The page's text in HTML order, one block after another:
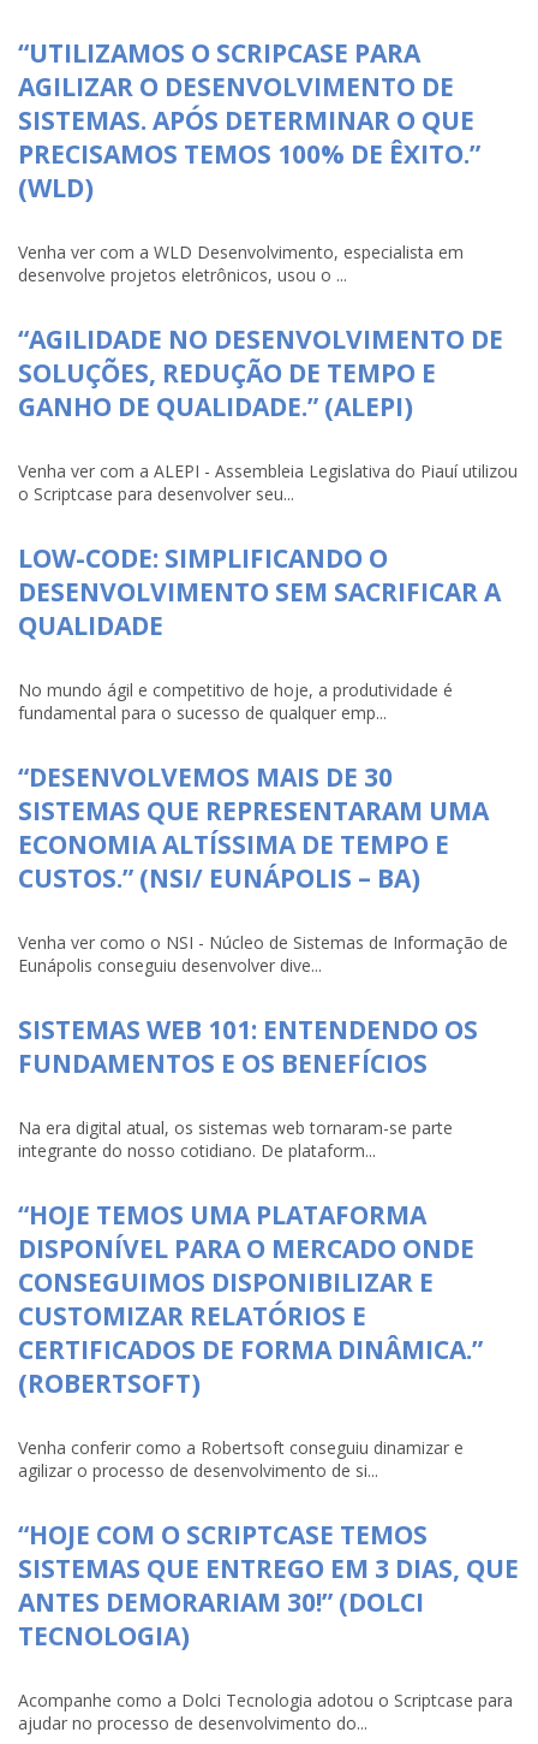
“UTILIZAMOS O SCRIPCASE PARA
AGILIZAR O DESENVOLVIMENTO DE
SISTEMAS. APÓS DETERMINAR O QUE
PRECISAMOS TEMOS 100% DE ÊXITO.”
(WLD)
Venha ver com a WLD Desenvolvimento, especialista em
desenvolve projetos eletrônicos, usou o ...
“AGILIDADE NO DESENVOLVIMENTO DE
SOLUÇÕES, REDUÇÃO DE TEMPO E
GANHO DE QUALIDADE.” (ALEPI)
Venha ver com a ALEPI - Assembleia Legislativa do Piauí utilizou
o Scriptcase para desenvolver seu...
LOW-CODE: SIMPLIFICANDO O
DESENVOLVIMENTO SEM SACRIFICAR A
QUALIDADE
No mundo ágil e competitivo de hoje, a produtividade é
fundamental para o sucesso de qualquer emp...
“DESENVOLVEMOS MAIS DE 30
SISTEMAS QUE REPRESENTARAM UMA
ECONOMIA ALTÍSSIMA DE TEMPO E
CUSTOS.” (NSI/ EUNÁPOLIS – BA)
Venha ver como o NSI - Núcleo de Sistemas de Informação de
Eunápolis conseguiu desenvolver dive...
SISTEMAS WEB 101: ENTENDENDO OS
FUNDAMENTOS E OS BENEFÍCIOS
Na era digital atual, os sistemas web tornaram-se parte
integrante do nosso cotidiano. De plataform...
“HOJE TEMOS UMA PLATAFORMA
DISPONÍVEL PARA O MERCADO ONDE
CONSEGUIMOS DISPONIBILIZAR E
CUSTOMIZAR RELATÓRIOS E
CERTIFICADOS DE FORMA DINÂMICA.”
(ROBERTSOFT)
Venha conferir como a Robertsoft conseguiu dinamizar e
agilizar o processo de desenvolvimento de si...
“HOJE COM O SCRIPTCASE TEMOS
SISTEMAS QUE ENTREGO EM 3 DIAS, QUE
ANTES DEMORARIAM 30!” (DOLCI
TECNOLOGIA)
Acompanhe como a Dolci Tecnologia adotou o Scriptcase para
ajudar no processo de desenvolvimento do...